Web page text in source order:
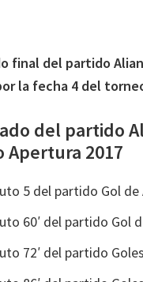
final del partido
la fecha 4 del
del partido
Apertura 2017
5 del partido Gol
60′ del partido Gol
72′ del partido